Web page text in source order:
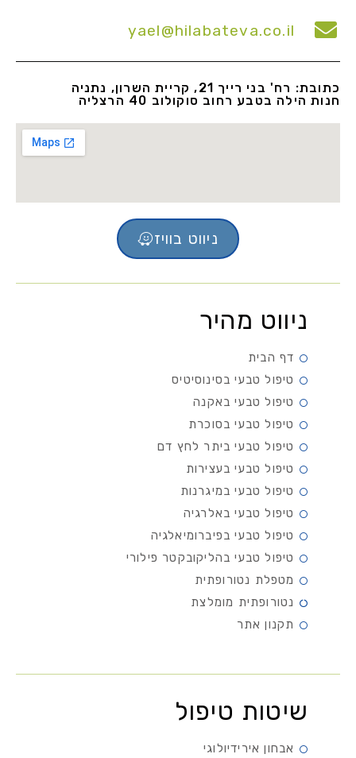
yael@hilabateva.co.il
כתובת: רח' בני רייך 21, קריית השרון, נתניה
חנות הילה בטבע רחוב סוקולוב 40 הרצליה
ניווט בוויז
ניווט מהיר
דף הבית
טיפול טבעי בסינוסיטיס
טיפול טבעי באקנה
טיפול טבעי בסוכרת
טיפול טבעי ביתר לחץ דם
טיפול טבעי בעצירות
טיפול טבעי במיגרנות
טיפול טבעי באלרגיה
טיפול טבעי בפיברומיאלגיה
טיפול טבעי בהליקובקטר פילורי
מטפלת נטורופתית
נטורופתית מומלצת
תקנון אתר
שיטות טיפול
אבחון אירידיולוגי